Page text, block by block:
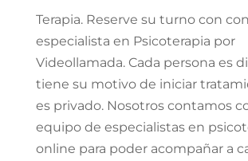
Terapia. Reserve su turno con
especialista en Psicoterapia por
Videollamada. Cada persona es
tiene su motivo de iniciar
es privado. Nosotros contamos
equipo de especialistas en
online para poder acompañar a